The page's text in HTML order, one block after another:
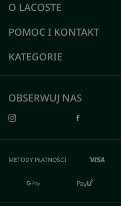
O LACOSTE
POMOC I KONTAKT
KATEGORIE
OBSERWUJ NAS
METODY PŁATNOŚCI